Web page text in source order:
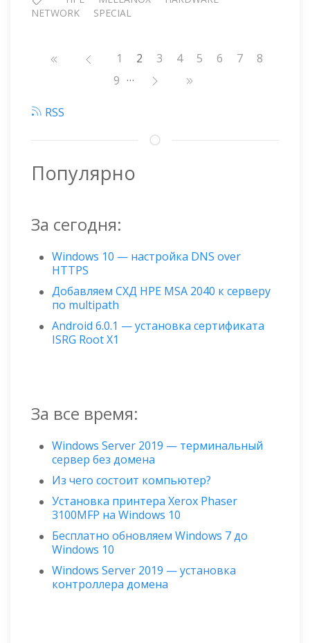
NETWORK
SPECIAL
Нумерация
Страница
1 2 Страница
3 Страница
4 Страница
5 Страница
6 Страница
7 Страница
8
Страница
9 …
RSS
Популярно
За сегодня:
Windows 10 — настройка DNS over
HTTPS
Добавляем СХД HPE MSA 2040 к серверу
по multipath
Android 6.0.1 — установка сертификата
ISRG Root X1
За все время:
Windows Server 2019 — терминальный
сервер без домена
Из чего состоит компьютер?
Установка принтера Xerox Phaser
3100MFP на Windows 10
Бесплатно обновляем Windows 7 до
Windows 10
Windows Server 2019 — установка
контроллера домена